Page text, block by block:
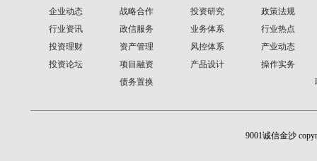
企业动态
行业资讯
投资理财
投资论坛
战略合作
政信服务
资产管理
项目融资
债务置换
投资研究
业务体系
风控体系
产品设计
政策法规
行业热点
产业动态
操作实务
9001诚信金沙